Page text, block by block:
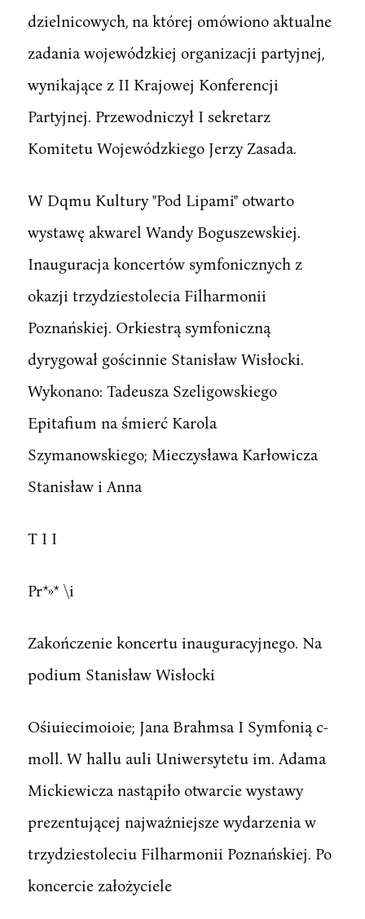
dzielnicowych, na której omówiono aktualne
zadania wojewódzkiej organizacji partyjnej,
wynikające z II Krajowej Konferencji
Partyjnej. Przewodniczył I sekretarz
Komitetu Wojewódzkiego Jerzy Zasada.
W Dqmu Kultury "Pod Lipami" otwarto
wystawę akwarel Wandy Boguszewskiej.
Inauguracja koncertów symfonicznych z
okazji trzydziestolecia Filharmonii
Poznańskiej. Orkiestrą symfoniczną
dyrygował gościnnie Stanisław Wisłocki.
Wykonano: Tadeusza Szeligowskiego
Epitafium na śmierć Karola
Szymanowskiego; Mieczysława Karłowicza
Stanisław i Anna
T I I
Pr*»* \i
Zakończenie koncertu inauguracyjnego. Na
podium Stanisław Wisłocki
Ośiuiecimoioie; Jana Brahmsa I Symfonią c-
moll. W hallu auli Uniwersytetu im. Adama
Mickiewicza nastąpiło otwarcie wystawy
prezentującej najważniejsze wydarzenia w
trzydziestoleciu Filharmonii Poznańskiej. Po
koncercie założyciele